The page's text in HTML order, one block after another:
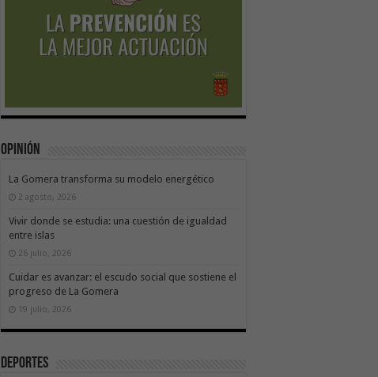
Opinión
La Gomera transforma su modelo energético
2 agosto, 2026
Vivir donde se estudia: una cuestión de igualdad
entre islas
26 julio, 2026
Cuidar es avanzar: el escudo social que sostiene el
progreso de La Gomera
19 julio, 2026
Deportes